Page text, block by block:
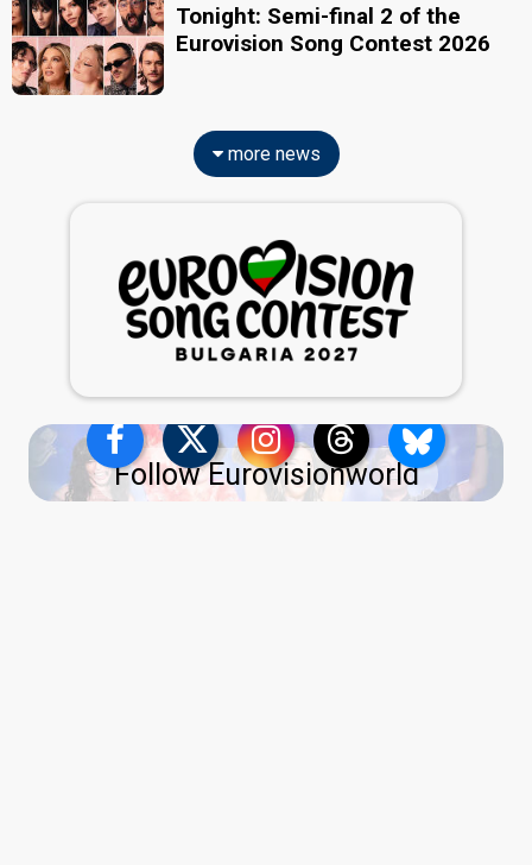
Tonight: Semi-final 2 of the
Eurovision Song Contest 2026
more news
Follow Eurovisionworld